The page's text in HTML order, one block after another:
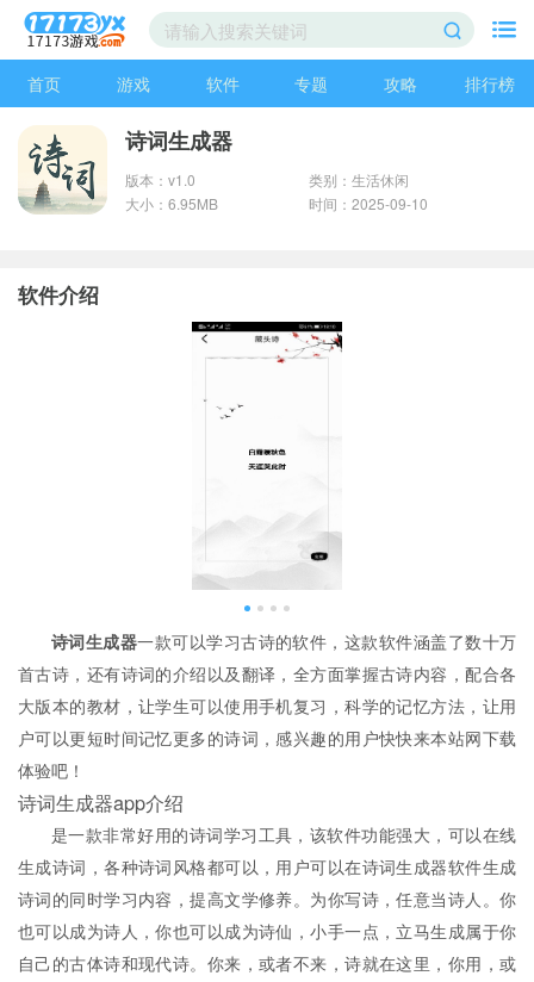
首页 游戏 软件 专题 攻略 排行榜
诗词生成器
版本：v1.0
类别：生活休闲
大小：6.95MB
时间：2025-09-10
软件介绍
诗词生成器一款可以学习古诗的软件，这款软件涵盖了数十万
首古诗，还有诗词的介绍以及翻译，全方面掌握古诗内容，配合各
大版本的教材，让学生可以使用手机复习，科学的记忆方法，让用
户可以更短时间记忆更多的诗词，感兴趣的用户快快来本站网下载
体验吧！
诗词生成器app介绍
是一款非常好用的诗词学习工具，该软件功能强大，可以在线
生成诗词，各种诗词风格都可以，用户可以在诗词生成器软件生成
诗词的同时学习内容，提高文学修养。为你写诗，任意当诗人。你
也可以成为诗人，你也可以成为诗仙，小手一点，立马生成属于你
自己的古体诗和现代诗。你来，或者不来，诗就在这里，你用，或